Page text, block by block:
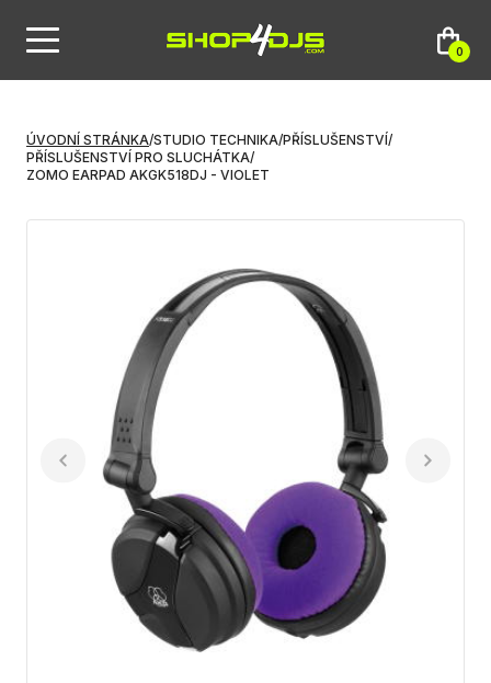
0
ÚVODNÍ STRÁNKA/STUDIO TECHNIKA/PŘÍSLUŠENSTVÍ/
PŘÍSLUŠENSTVÍ PRO SLUCHÁTKA/
ZOMO EARPAD AKGK518DJ - VIOLET